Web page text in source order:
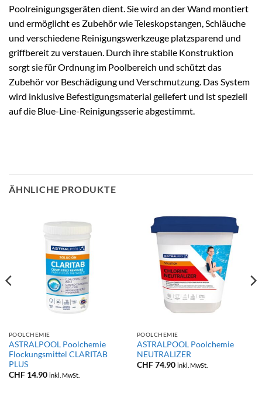
Poolreinigungsgeräten dient. Sie wird an der Wand montiert
und ermöglicht es Zubehör wie Teleskopstangen, Schläuche
und verschiedene Reinigungswerkzeuge platzsparend und
griffbereit zu verstauen. Durch ihre stabile Konstruktion
sorgt sie für Ordnung im Poolbereich und schützt das
Zubehör vor Beschädigung und Verschmutzung. Das System
wird inklusive Befestigungsmaterial geliefert und ist speziell
auf die Blue-Line-Reinigungsserie abgestimmt.
ÄHNLICHE PRODUKTE
POOLCHEMIE
ASTRALPOOL Poolchemie
Flockungsmittel CLARITAB
PLUS
CHF14.90 inkl. MwSt.
POOLCHEMIE
ASTRALPOOL Poolchemie
NEUTRALIZER
CHF74.90 inkl. MwSt.